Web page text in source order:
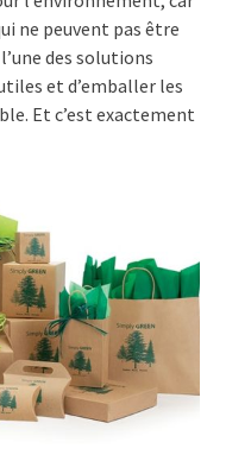
ne peuvent pas être
des solutions
et d’emballer les
Et c’est exactement